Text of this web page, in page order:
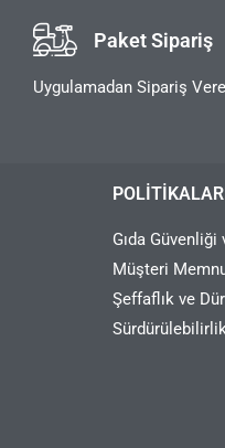
Paket Sipariş
Uygulamadan Sipariş
POLITIKALAR
Gıda
Müşteri
Şeffaflık ve